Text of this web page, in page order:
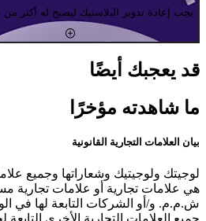
يجب إعادة تدوير البلاستيك ليصبح له أكثر
قد يعجبك أيضًا
ما شاهدته مؤخرًا
بيان العلامات التجارية القانونية
لوجيتك ولوجيتيك وشعاراتها وجميع
هي علامات تجارية أو علامات تجارية
ش.م.م. و/أو الشركات التابعة لها في